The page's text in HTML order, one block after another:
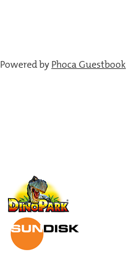
Powered byPhoca Guestbook